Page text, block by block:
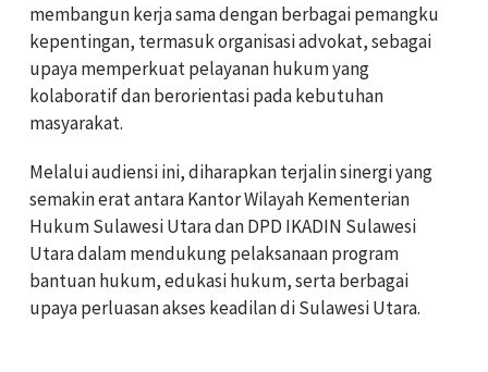
membangun kerja sama dengan berbagai pemangku
kepentingan, termasuk organisasi advokat, sebagai
upaya memperkuat pelayanan hukum yang
kolaboratif dan berorientasi pada kebutuhan
masyarakat.
Melalui audiensi ini, diharapkan terjalin sinergi yang
semakin erat antara Kantor Wilayah Kementerian
Hukum Sulawesi Utara dan DPD IKADIN Sulawesi
Utara dalam mendukung pelaksanaan program
bantuan hukum, edukasi hukum, serta berbagai
upaya perluasan akses keadilan di Sulawesi Utara.